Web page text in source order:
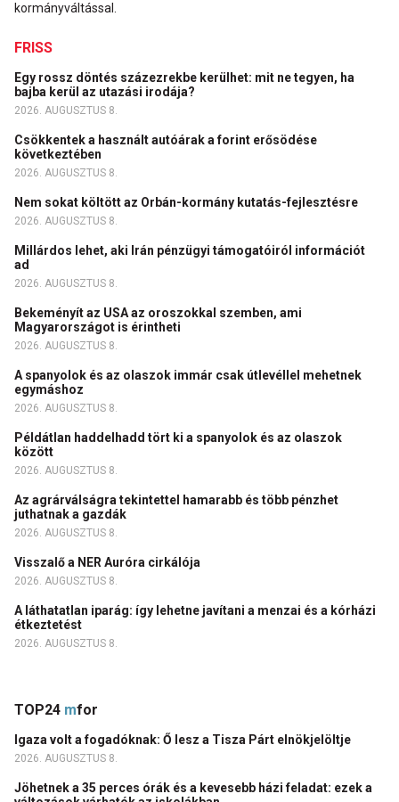
kormányváltással.
FRISS
Egy rossz döntés százezrekbe kerülhet: mit ne tegyen, ha
bajba kerül az utazási irodája?
2026. AUGUSZTUS 8.
Csökkentek a használt autóárak a forint erősödése
következtében
2026. AUGUSZTUS 8.
Nem sokat költött az Orbán-kormány kutatás-fejlesztésre
2026. AUGUSZTUS 8.
Millárdos lehet, aki Irán pénzügyi támogatóiról információt
ad
2026. AUGUSZTUS 8.
Bekeményít az USA az oroszokkal szemben, ami
Magyarországot is érintheti
2026. AUGUSZTUS 8.
A spanyolok és az olaszok immár csak útlevéllel mehetnek
egymáshoz
2026. AUGUSZTUS 8.
Példátlan haddelhadd tört ki a spanyolok és az olaszok
között
2026. AUGUSZTUS 8.
Az agrárválságra tekintettel hamarabb és több pénzhet
juthatnak a gazdák
2026. AUGUSZTUS 8.
Visszalő a NER Auróra cirkálója
2026. AUGUSZTUS 8.
A láthatatlan iparág: így lehetne javítani a menzai és a kórházi
étkeztetést
2026. AUGUSZTUS 8.
TOP24 mfor
Igaza volt a fogadóknak: Ő lesz a Tisza Párt elnökjelöltje
2026. AUGUSZTUS 8.
Jöhetnek a 35 perces órák és a kevesebb házi feladat: ezek a